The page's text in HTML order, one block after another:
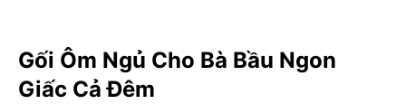
Gối Ôm Ngủ Cho Bà Bầu Ngon
Giấc Cả Đêm